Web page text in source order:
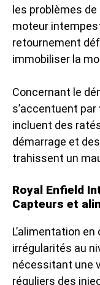
les problèmes
moteur
retournement
immobiliser la
Concernant le
s’accentuent par
incluent des
démarrage et
trahissent un
Royal Enfield
Capteurs et
L’alimentation
irrégularités au
nécessitant une
réguliers des